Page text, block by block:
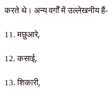
करते थे। अन्य वर्गों में उल्लेखनीय हैं-
11. मछुआरे,
12. कसाई,
13. शिकारी,